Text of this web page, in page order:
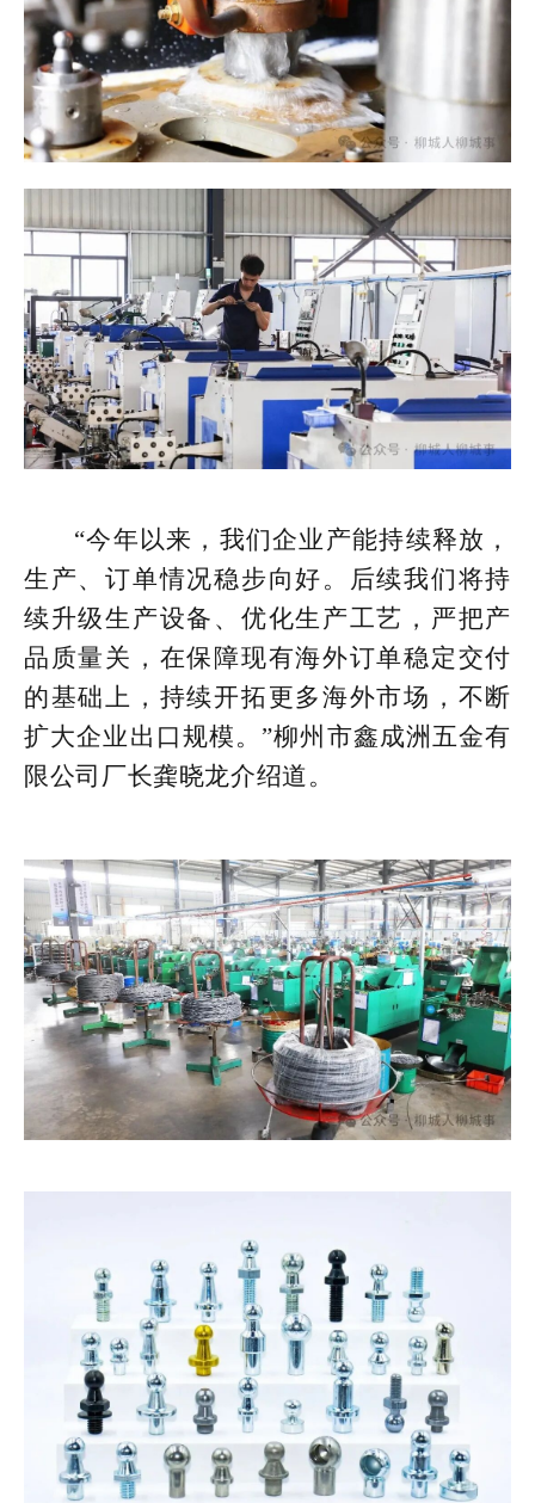
“今年以来，我们企业产能持续释放，
生产、订单情况稳步向好。后续我们将持
续升级生产设备、优化生产工艺，严把产
品质量关，在保障现有海外订单稳定交付
的基础上，持续开拓更多海外市场，不断
扩大企业出口规模。”柳州市鑫成洲五金有
限公司厂长龚晓龙介绍道。